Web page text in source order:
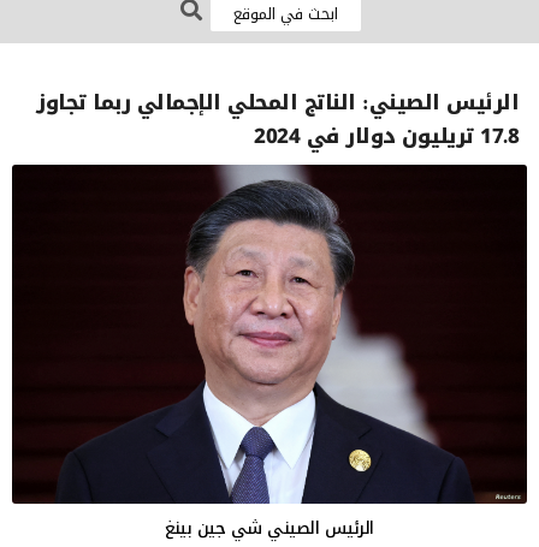
الرئيس الصيني: الناتج المحلي الإجمالي ربما تجاوز
17.8 تريليون دولار في 2024
الرئيس الصيني شي جين بينغ